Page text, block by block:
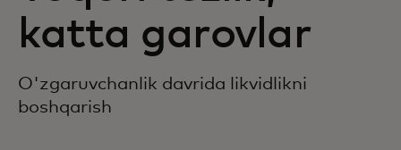
Yangiliklar va trendlar
katta garovlar
O'zgaruvchanlik davrida likvidlikni
boshqarish